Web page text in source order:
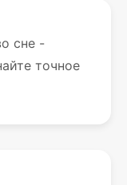
сне -
точное